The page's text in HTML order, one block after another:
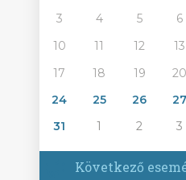
3
4 5 6
10
11 12 13
17
18 19 20
24
25 26 27
31
1 2 3
Következő